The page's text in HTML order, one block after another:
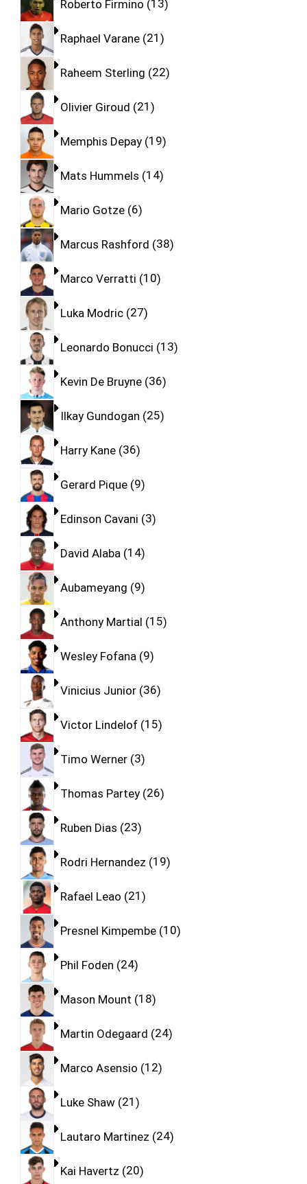
Roberto Firmino 13
Raphael Varane 21
Raheem Sterling 22
Olivier Giroud 21
Memphis Depay 19
Mats Hummels 14
Mario Gotze 6
Marcus Rashford 38
Marco Verratti 10
Luka Modric 27
Leonardo Bonucci 13
Kevin De Bruyne 36
Ilkay Gundogan 25
Harry Kane 36
Gerard Pique 9
Edinson Cavani 3
David Alaba 14
Aubameyang 9
Anthony Martial 15
Wesley Fofana 9
Vinicius Junior 36
Victor Lindelof 15
Timo Werner 3
Thomas Partey 26
Ruben Dias 23
Rodri Hernandez 19
Rafael Leao 21
Presnel Kimpembe 10
Phil Foden 24
Mason Mount 18
Martin Odegaard 24
Marco Asensio 12
Luke Shaw 21
Lautaro Martinez 24
Kai Havertz 20